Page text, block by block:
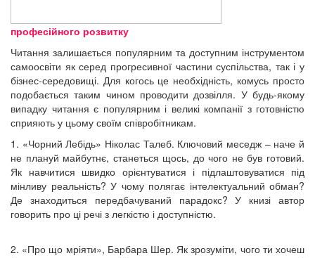
професійного розвитку
Читання залишається популярним та доступним інструментом
самоосвіти як серед прогресивної частини суспільства, так і у
бізнес-середовищі. Для когось це необхідність, комусь просто
подобається таким чином проводити дозвілля. У будь-якому
випадку читання є популярним і великі компанії з готовністю
сприяють у цьому своїм співробітникам.
1. «Чорний Лебідь» Ніколас Талеб. Ключовий меседж – наче й
не плануй майбутнє, станеться щось, до чого не був готовий.
Як навчитися швидко орієнтуватися і підлаштовуватися під
мінливу реальність? У чому полягає інтелектуальний обман?
Де знаходиться передбачуваний парадокс? У книзі автор
говорить про ці речі з легкістю і доступністю.
2. «Про що мріяти», Барбара Шер. Як зрозуміти, чого ти хочеш